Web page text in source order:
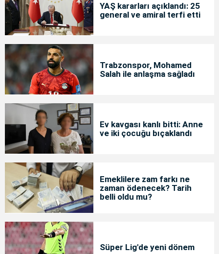
YAŞ kararları açıklandı: 25
general ve amiral terfi etti
Trabzonspor, Mohamed
Salah ile anlaşma sağladı
Ev kavgası kanlı bitti: Anne
ve iki çocuğu bıçaklandı
Emeklilere zam farkı ne
zaman ödenecek? Tarih
belli oldu mu?
Süper Lig'de yeni dönem